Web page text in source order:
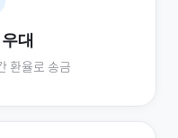
대
환율로 송금